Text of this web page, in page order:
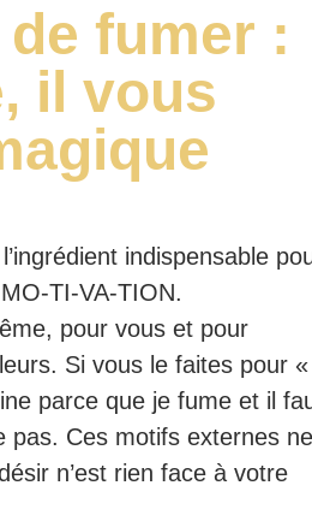
fumer :
il vous
indispensable
TI-VA-TION.
pour vous et pour
Si vous le faites pour «
parce que je fume et il
pas. Ces motifs externes
n’est rien face à votre